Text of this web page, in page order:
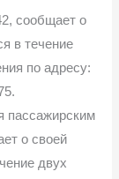
сообщает о
в течение
по адресу:
пассажирским
о своей
двух